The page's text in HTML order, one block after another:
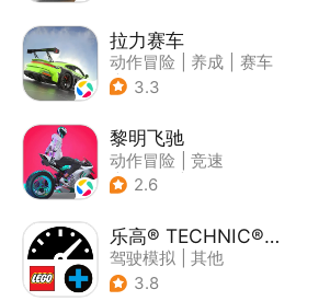
拉力赛车
动作冒险 养成
赛车
| 漂移
3.3
黎明飞驰
动作冒险
竞速
| 摩托车
2.6
乐高® TECHNIC® CONTROL+
驾驶模拟
其他
3.8